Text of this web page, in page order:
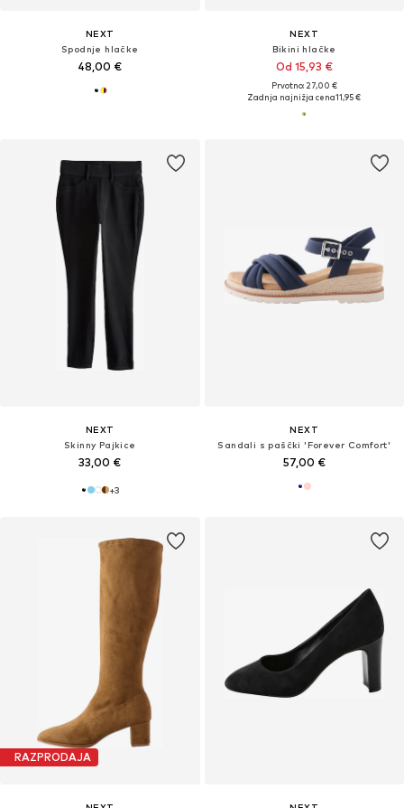
NEXT
Spodnje hlačke
48,00 €
NEXT
Bikini hlačke
Od 15,93 €
Prvotno: 27,00 €
Zadnja najnižja cena11,95 €
NEXT
Skinny Pajkice
33,00 €
+3
NEXT
Sandali s paščki 'Forever Comfort'
57,00 €
RAZPRODAJA